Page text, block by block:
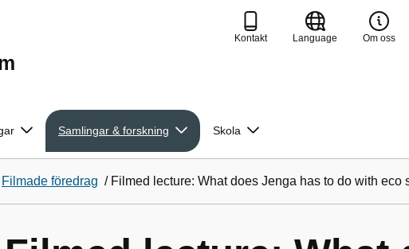
Kontakt Language Om oss
Samlingar & forskning Skola
Filmade föredrag / Filmed lecture: What does Jenga has to do with eco